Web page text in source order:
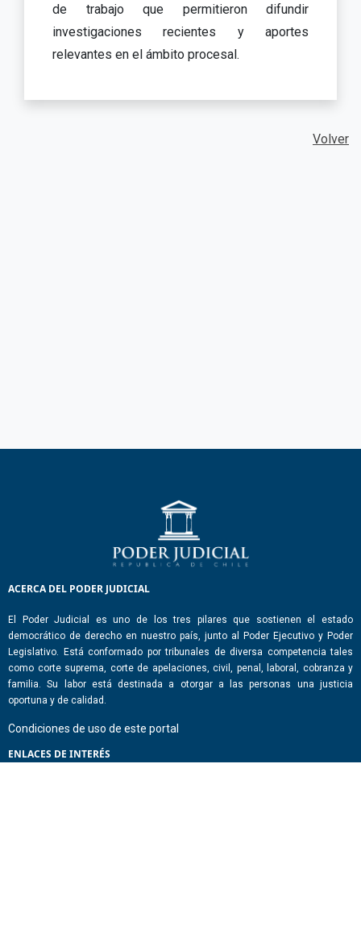
de trabajo que permitieron difundir
investigaciones recientes y aportes
relevantes en el ámbito procesal.
Volver
ACERCA DEL PODER JUDICIAL
El Poder Judicial es uno de los tres pilares que sostienen el estado
democrático de derecho en nuestro país, junto al Poder Ejecutivo y Poder
Legislativo. Está conformado por tribunales de diversa competencia tales
como corte suprema, corte de apelaciones, civil, penal, laboral, cobranza y
familia. Su labor está destinada a otorgar a las personas una justicia
oportuna y de calidad.
Condiciones de uso de este portal
ENLACES DE INTERÉS